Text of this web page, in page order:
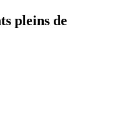
pleins de